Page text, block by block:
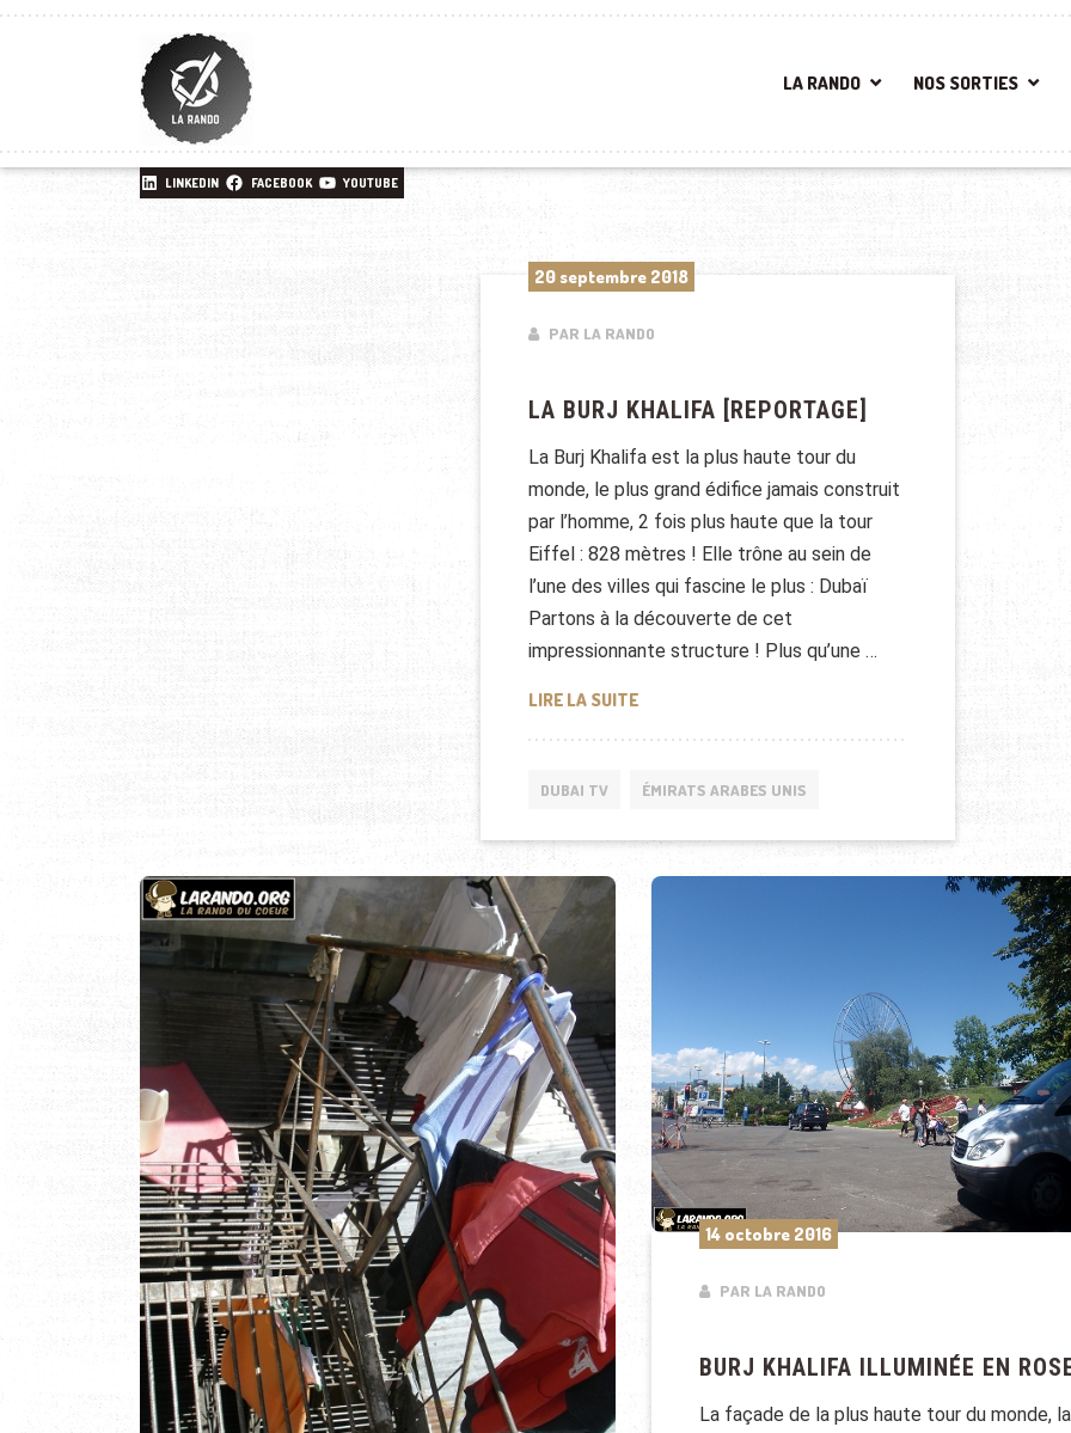
LA RANDO NOS SORTIES
LINKEDIN FACEBOOK YOUTUBE
20 septembre 2018
PAR LA RANDO
LA BURJ KHALIFA [REPORTAGE]
La Burj Khalifa est la plus haute tour du
monde, le plus grand édifice jamais construit
par l’homme, 2 fois plus haute que la tour
Eiffel : 828 mètres ! Elle trône au sein de
l’une des villes qui fascine le plus : Dubaï
Partons à la découverte de cet
impressionnante structure ! Plus qu’une …
LIRE LA SUITELA BURJ KHALIFA [REPORTAGE]
DUBAI TV ÉMIRATS ARABES UNIS
14 octobre 2016
PAR LA RANDO
BURJ KHALIFA ILLUMINÉE EN
La façade de la plus haute tour du monde, la